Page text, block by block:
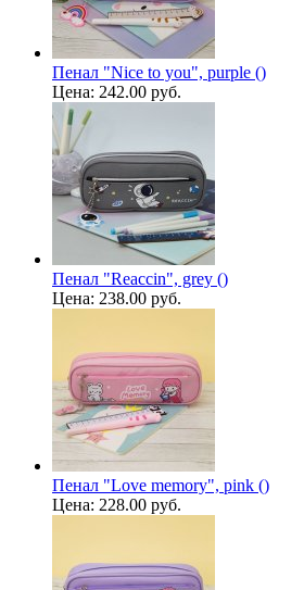
Пенал "Nice to you", purple ()
Цена: 242.00 руб.
Пенал "Reaccin", grey ()
Цена: 238.00 руб.
Пенал "Love memory", pink ()
Цена: 228.00 руб.